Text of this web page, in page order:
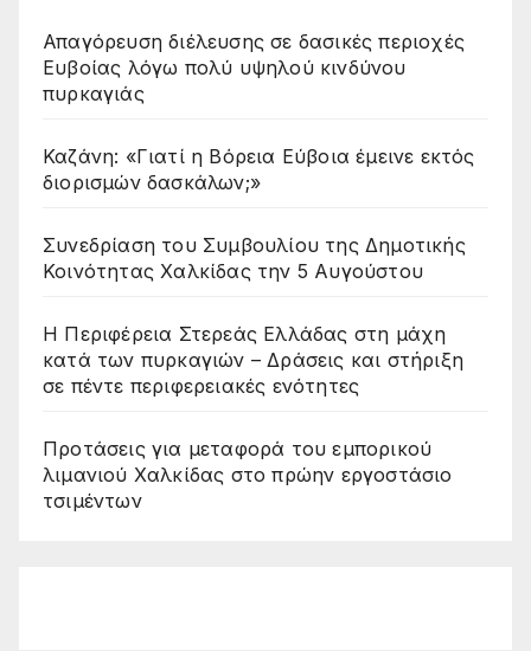
Απαγόρευση διέλευσης σε δασικές περιοχές
Ευβοίας λόγω πολύ υψηλού κινδύνου
πυρκαγιάς
Καζάνη: «Γιατί η Βόρεια Εύβοια έμεινε εκτός
διορισμών δασκάλων;»
Συνεδρίαση του Συμβουλίου της Δημοτικής
Κοινότητας Χαλκίδας την 5 Αυγούστου
Η Περιφέρεια Στερεάς Ελλάδας στη μάχη
κατά των πυρκαγιών – Δράσεις και στήριξη
σε πέντε περιφερειακές ενότητες
Προτάσεις για μεταφορά του εμπορικού
λιμανιού Χαλκίδας στο πρώην εργοστάσιο
τσιμέντων